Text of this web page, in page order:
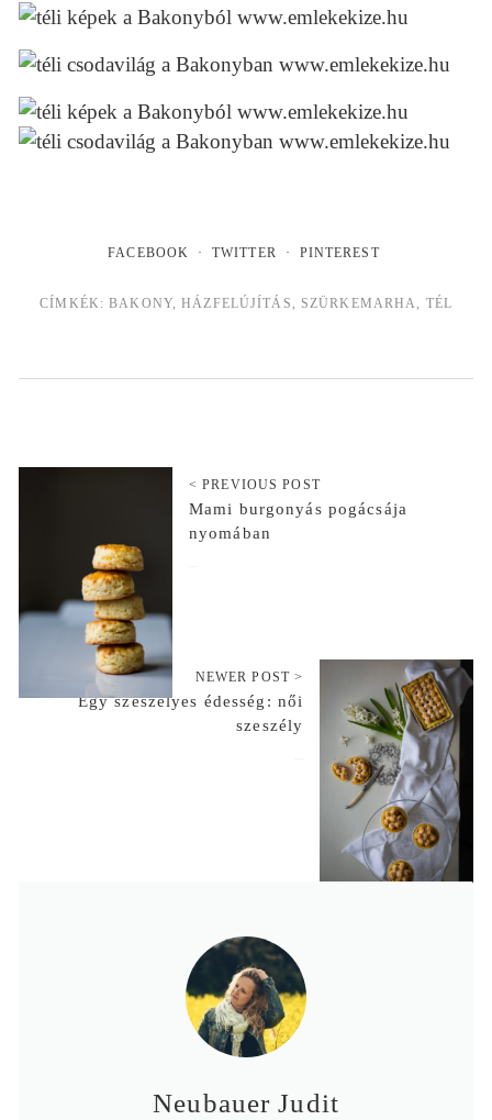
FACEBOOK TWITTER PINTEREST
CÍMKÉK:BAKONY,HÁZFELÚJÍTÁS , SZÜRKEMARHA, TÉL
< PREVIOUS POST
Mami burgonyás pogácsája
nyomában
NEWER POST >
Egy szeszélyes édesség: női
szeszély
Neubauer Judit